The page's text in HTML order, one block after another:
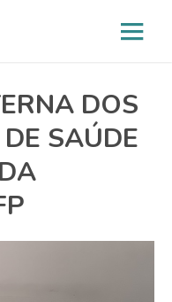
DOS
SAÚDE